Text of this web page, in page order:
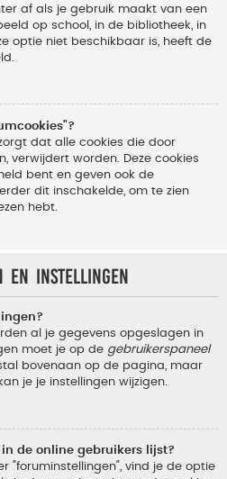
af als je gebruik maakt van een
op school, in de bibliotheek, in
optie niet beschikbaar is, heeft de
dat alle cookies die door
verwijdert worden. Deze cookies
bent en geven ook de
dit inschakelde, om te zien
hebt.
en instellingen
al je gegevens opgeslagen in
moet je op de gebruikerspaneel
bovenaan op de pagina, maar
je je instellingen wijzigen.
de online gebruikers lijst?
"foruminstellingen", vind je de optie